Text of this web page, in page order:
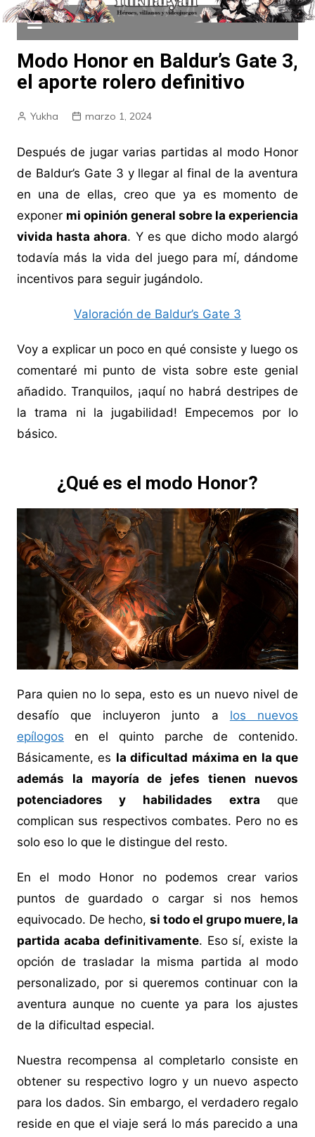
Modo Honor en Baldur’s Gate 3,
el aporte rolero definitivo
Yukha marzo 1, 2024
Después de jugar varias partidas al modo Honor
de Baldur’s Gate 3 y llegar al final de la aventura
en una de ellas, creo que ya es momento de
exponer mi opinión general sobre la experiencia
vivida hasta ahora. Y es que dicho modo alargó
todavía más la vida del juego para mí, dándome
incentivos para seguir jugándolo.
Valoración de Baldur’s Gate 3
Voy a explicar un poco en qué consiste y luego os
comentaré mi punto de vista sobre este genial
añadido. Tranquilos, ¡aquí no habrá destripes de
la trama ni la jugabilidad! Empecemos por lo
básico.
¿Qué es el modo Honor?
Para quien no lo sepa, esto es un nuevo nivel de
desafío que incluyeron junto a los nuevos
epílogos en el quinto parche de contenido.
Básicamente, es la dificultad máxima en la que
además la mayoría de jefes tienen nuevos
potenciadores y habilidades extra que
complican sus respectivos combates. Pero no es
solo eso lo que le distingue del resto.
En el modo Honor no podemos crear varios
puntos de guardado o cargar si nos hemos
equivocado. De hecho, si todo el grupo muere, la
partida acaba definitivamente. Eso sí, existe la
opción de trasladar la misma partida al modo
personalizado, por si queremos continuar con la
aventura aunque no cuente ya para los ajustes
de la dificultad especial.
Nuestra recompensa al completarlo consiste en
obtener su respectivo logro y un nuevo aspecto
para los dados. Sin embargo, el verdadero regalo
reside en que el viaje será lo más parecido a una